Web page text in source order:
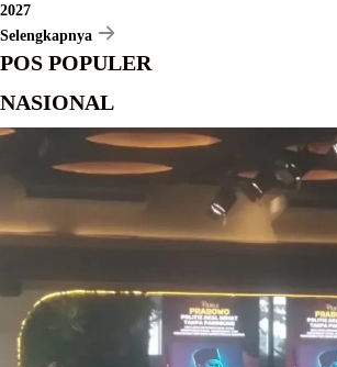
2027
Selengkapnya
POS POPULER
NASIONAL